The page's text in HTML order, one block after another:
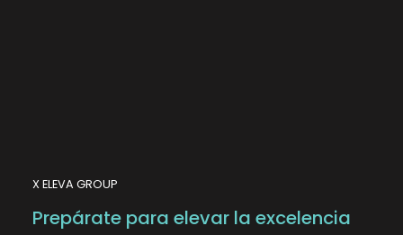
X ELEVA GROUP
Prepárate para elevar la excelencia